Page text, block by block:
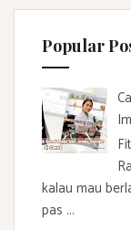
Popular
kalau mau
pas ...